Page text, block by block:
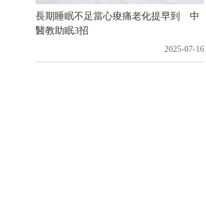
長期睡眠不足當心痠痛老化提早到 中
醫教助眠3招
2025-07-16